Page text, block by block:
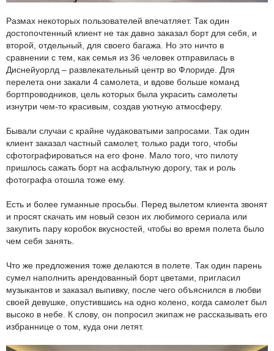
Размах некоторых пользователей впечатляет. Так один
достопочтенный клиент не так давно заказал борт для себя, и
второй, отдельный, для своего багажа. Но это ничто в
сравнении с тем, как семья из 36 человек отправилась в
Диснейуорлд – развлекательный центр во Флориде. Для
перелета они закали 4 самолета, и вдове больше команд
бортпроводников, цель которых была украсить самолеты
изнутри чем-то красивым, создав уютную атмосферу.
Бывали случаи с крайне чудаковатыми запросами. Так один
клиент заказал частный самолет, только ради того, чтобы
сфотографироваться на его фоне. Мало того, что пилоту
пришлось сажать борт на асфальтную дорогу, так и роль
фотографа отошла тоже ему.
Есть и более гуманные просьбы. Перед вылетом клиента звонят
и просят скачать им новый сезон их любимого сериала или
закупить пару коробок вкусностей, чтобы во время полета было
чем себя занять.
Что же предложения тоже делаются в полете. Так один парень
сумел наполнить арендованный борт цветами, пригласил
музыкантов и заказал выпивку, после чего объяснился в любви
своей девушке, опустившись на одно колено, когда самолет был
высоко в небе. К слову, он попросил экипаж не рассказывать его
избраннице о том, куда они летят.